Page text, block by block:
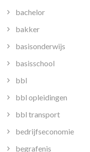
bachelor
bakker
basisonderwijs
basisschool
bbl
bbl opleidingen
bbl transport
bedrijfseconomie
begrafenis